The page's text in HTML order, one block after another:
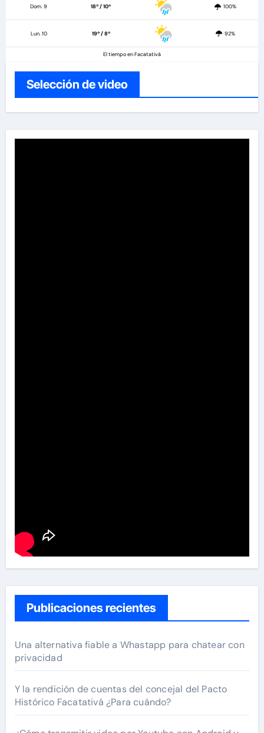
Dom. 9 18º / 10º 100%
Lun. 10 19º / 8º 92%
El tiempo en Facatativá
Selección de video
Publicaciones recientes
Una alternativa fiable a Whastapp para chatear con
privacidad
Y la rendición de cuentas del concejal del Pacto
Histórico Facatativá ¿Para cuándo?